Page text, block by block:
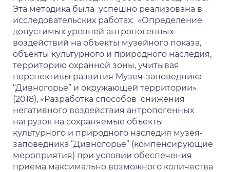
Эта методика была успешно реализована в
исследовательских работах: «Определение
допустимых уровней антропогенных
воздействий на объекты музейного показа,
объекты культурного и природного наследия,
территорию охранной зоны, учитывая
перспективы развития Музея-заповедника
“Дивногорье” и окружающей территории»
(2018), «Разработка способов снижения
негативного воздействия антропогенных
нагрузок на сохраняемые объекты
культурного и природного наследия музея-
заповедника “Дивногорье” (компенсирующие
мероприятия) при условии обеспечения
приема максимально возможного количества